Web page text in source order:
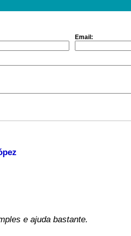
Email:
e ajuda bastante.